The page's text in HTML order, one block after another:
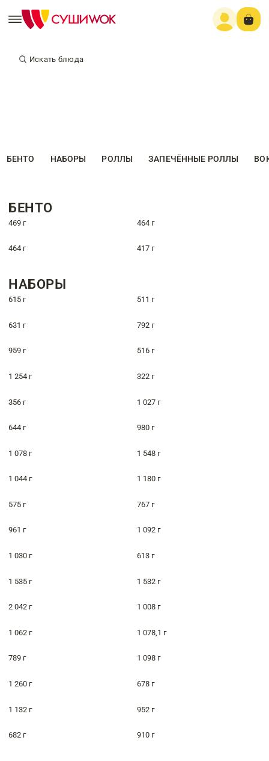
Искать блюда
БЕНТО НАБОРЫ РОЛЛЫ ЗАПЕЧЁННЫЕ РОЛЛЫ
БЕНТО
469 г 464 г
464 г 417 г
НАБОРЫ
615 г 511 г
631 г 792 г
959 г 516 г
1 254 г 322 г
356 г 1 027 г
644 г 980 г
1 078 г 1 548 г
1 044 г 1 180 г
575 г 767 г
961 г 1 092 г
1 030 г 613 г
1 535 г 1 532 г
2 042 г 1 008 г
1 062 г 1 078,1 г
789 г 1 098 г
1 260 г 678 г
1 132 г 952 г
682 г 910 г